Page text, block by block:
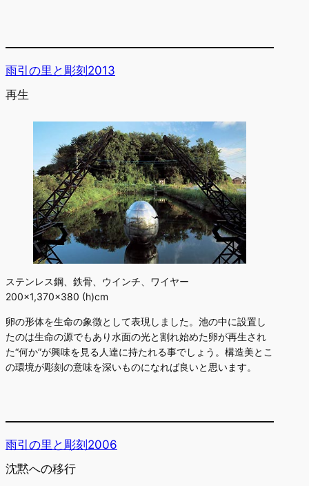
雨引の里と彫刻2013
再生
ステンレス鋼、鉄骨、ウインチ、ワイヤー
200×1,370×380 (h)cm
卵の形体を生命の象徴として表現しました。池の中に設置し
たのは生命の源でもあり水面の光と割れ始めた卵が再生され
た“何か”が興味を見る人達に持たれる事でしょう。構造美とこ
の環境が彫刻の意味を深いものになれば良いと思います。
雨引の里と彫刻2006
沈黙への移行